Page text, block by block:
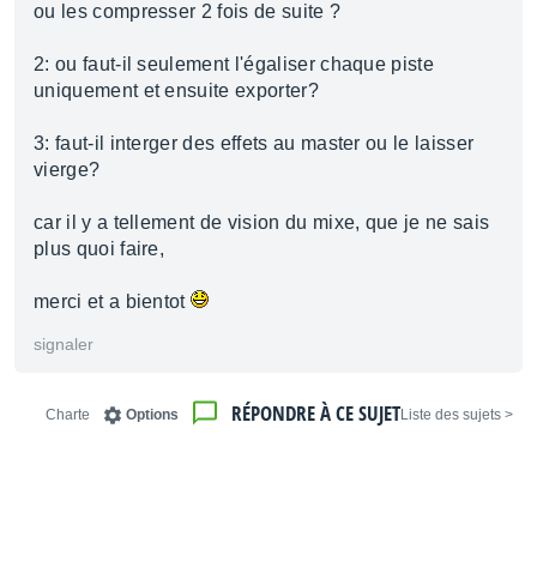
ou les compresser 2 fois de suite ?
2: ou faut-il seulement l'égaliser chaque piste
uniquement et ensuite exporter?
3: faut-il interger des effets au master ou le laisser
vierge?
car il y a tellement de vision du mixe, que je ne sais
plus quoi faire,
merci et a bientot
signaler
< Liste des sujets
RÉPONDRE À CE SUJET
Options
Charte